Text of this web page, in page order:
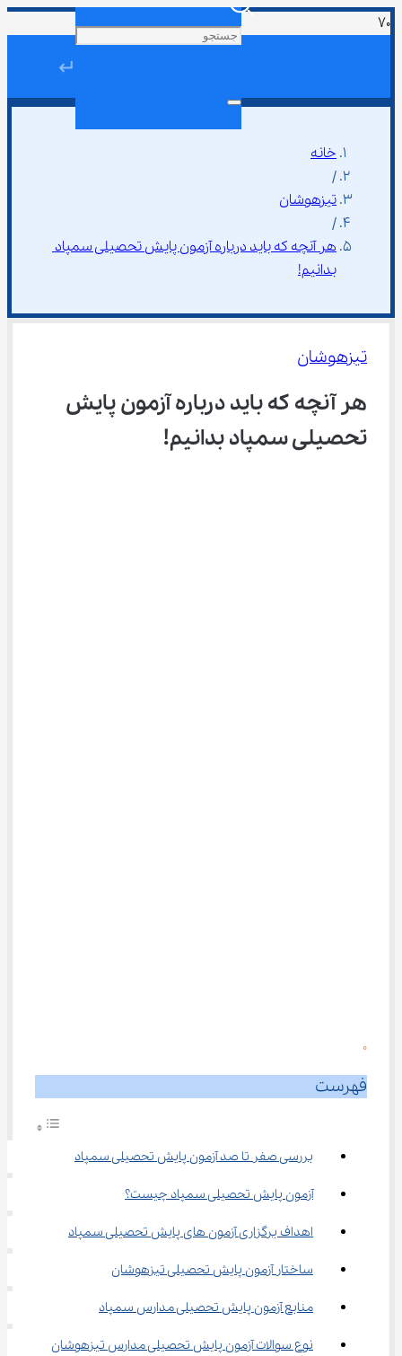
↵
خانه
/
تیزهوشان
/
هر آنچه که باید درباره آزمون پایش تحصیلی سمپاد
بدانیم!
تیزهوشان
هر آنچه که باید درباره آزمون پایش
تحصیلی سمپاد بدانیم!
0
فهرست
بررسی صفر تا صد آزمون پایش تحصیلی سمپاد
آزمون پایش تحصیلی سمپاد چیست؟
اهداف برگزاری آزمون های پایش تحصیلی سمپاد
ساختار آزمون پایش تحصیلی تیزهوشان
منابع آزمون پایش تحصیلی مدارس سمپاد
نوع سوالات آزمون پایش تحصیلی مدارس تیزهوشان